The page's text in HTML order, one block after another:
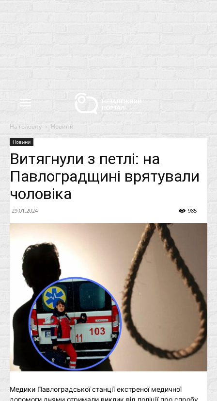
На головну Новини
Новини
Витягнули з петлi: на
Павлоградщині врятували
чоловіка
29.01.2024 985
Медики Павлоградської станції екстреної медичної
допомоги днями отримали виклик від поліції про спробу